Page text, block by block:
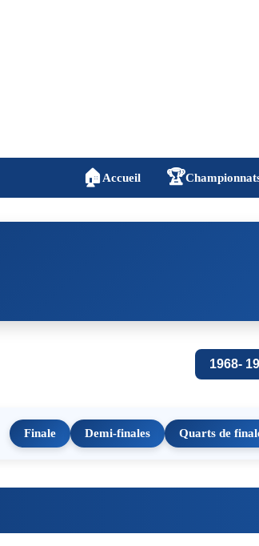
🏠 Accueil 🏆
1968-
Finale Demi-finales Quarts de